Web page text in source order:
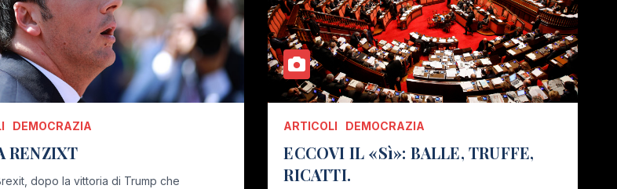
DEMOCRAZIA
RENZIXT
dopo la vittoria di Trump che
ARTICOLI DEMOCRAZIA
ECCOVI IL «Sì»: BALLE, TRUFFE,
RICATTI.